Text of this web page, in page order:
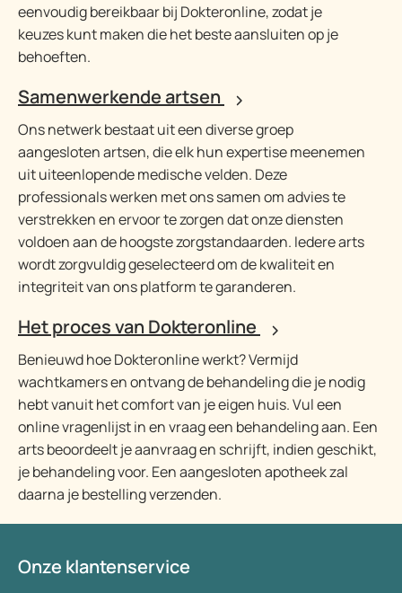
eenvoudig bereikbaar bij Dokteronline, zodat je
keuzes kunt maken die het beste aansluiten op je
behoeften.
Samenwerkende artsen
Ons netwerk bestaat uit een diverse groep
aangesloten artsen, die elk hun expertise meenemen
uit uiteenlopende medische velden. Deze
professionals werken met ons samen om advies te
verstrekken en ervoor te zorgen dat onze diensten
voldoen aan de hoogste zorgstandaarden. Iedere arts
wordt zorgvuldig geselecteerd om de kwaliteit en
integriteit van ons platform te garanderen.
Het proces van Dokteronline
Benieuwd hoe Dokteronline werkt? Vermijd
wachtkamers en ontvang de behandeling die je nodig
hebt vanuit het comfort van je eigen huis. Vul een
online vragenlijst in en vraag een behandeling aan. Een
arts beoordeelt je aanvraag en schrijft, indien geschikt,
je behandeling voor. Een aangesloten apotheek zal
daarna je bestelling verzenden.
Onze klantenservice